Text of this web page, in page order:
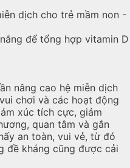
để tổng hợp vitamin
nâng cao hệ miễn dịch
chơi và các hoạt động
xúc tích cực, giảm
quan tâm và gắn
an toàn, vui vẻ, từ đó
đề kháng cũng được cải